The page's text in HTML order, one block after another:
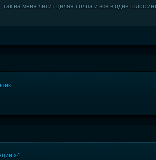
на меня летит целая толпа и все в один голос
х4